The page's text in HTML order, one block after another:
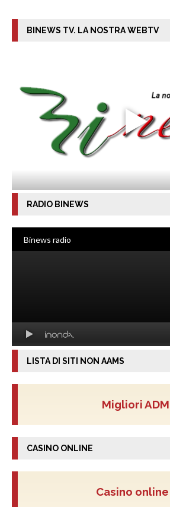
BINEWS TV. LA NOSTRA WEBTV
RADIO BINEWS
LISTA DI SITI NON AAMS
Migliori ADM
CASINO ONLINE
Casino online